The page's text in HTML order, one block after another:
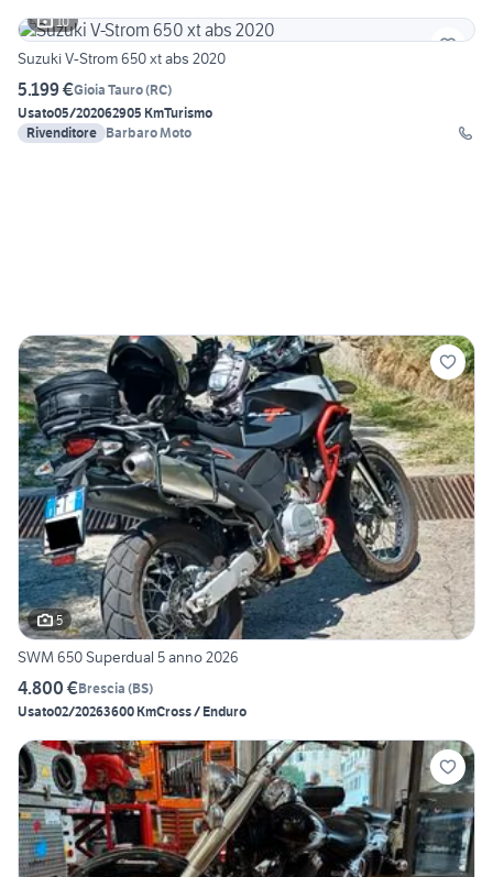
10
Suzuki V-Strom 650 xt abs 2020
5.199 €Gioia Tauro(RC)
Usato05/202062905 KmTurismo
Rivenditore Barbaro Moto
5
SWM 650 Superdual 5 anno 2026
4.800 €Brescia (BS)
Usato02/20263600 KmCross / Enduro